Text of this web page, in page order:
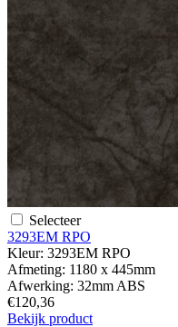
Selecteer
3293EM RPO
Kleur: 3293EM RPO
Afmeting: 1180 x 445mm
Afwerking: 32mm ABS
€120,36
Bekijk product